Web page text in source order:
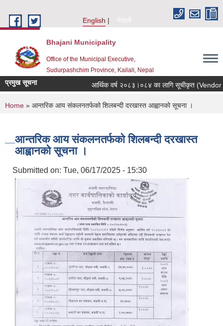
English
नेपाली
Bhajani Municipality
Office of the Municipal Executive,
Sudurpashchim Province, Kailali, Nepal
प्रमुख सूचना आर्थिक वर्ष २०८३।०८४ का लागि सूचीकृत (Vendor
You are here
Home » आन्तरिक आय संकलनतर्फको शिलबन्दी दरखास्त आह्वानको सूचना ।
आन्तरिक आय संकलनतर्फको शिलबन्दी दरखास्त
आह्वानको सूचना ।
Submitted on: Tue, 06/17/2025 - 15:30